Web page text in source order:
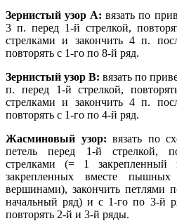
Зернистый узор А: вязать по
3 п. перед 1-й стрелкой,
стрелками и закончить 4 п.
повторять с 1-го по 8-й ряд.
Зернистый узор В: вязать по
п. перед 1-й стрелкой,
стрелками и закончить 4 п.
повторять с 1-го по 4-й ряд.
Жасминовый узор: вязать по
петель перед 1-й стрелкой,
стрелками (= 1
закрепленных вместе
вершинами), закончить петлями
начальный ряд) и с 1-го по 3-й
повторять 2-й и 3-й ряды.